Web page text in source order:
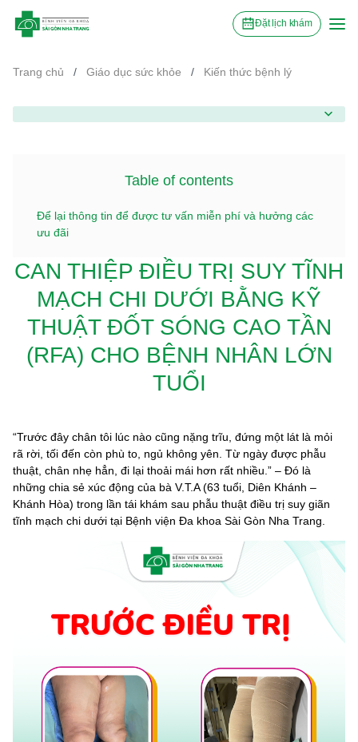
Đặt lịch khám
Trang chủ / Giáo dục sức khỏe / Kiến thức bệnh lý
Table of contents
Để lại thông tin để được tư vấn miễn phí và hưởng các
ưu đãi
CAN THIỆP ĐIỀU TRỊ SUY TĨNH
MẠCH CHI DƯỚI BẰNG KỸ
THUẬT ĐỐT SÓNG CAO TẦN
(RFA) CHO BỆNH NHÂN LỚN
TUỔI
“Trước đây chân tôi lúc nào cũng nặng trĩu, đứng một lát là mỏi
rã rời, tối đến còn phù to, ngủ không yên. Từ ngày được phẫu
thuật, chân nhẹ hẳn, đi lại thoải mái hơn rất nhiều.” – Đó là
những chia sẻ xúc động của bà V.T.A (63 tuổi, Diên Khánh –
Khánh Hòa) trong lần tái khám sau phẫu thuật điều trị suy giãn
tĩnh mạch chi dưới tại Bệnh viện Đa khoa Sài Gòn Nha Trang.